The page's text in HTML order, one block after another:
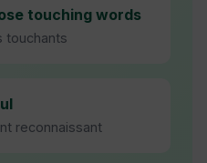
touching words
touchants
reconnaissant